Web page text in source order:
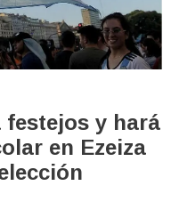
festejos y hará
en Ezeiza